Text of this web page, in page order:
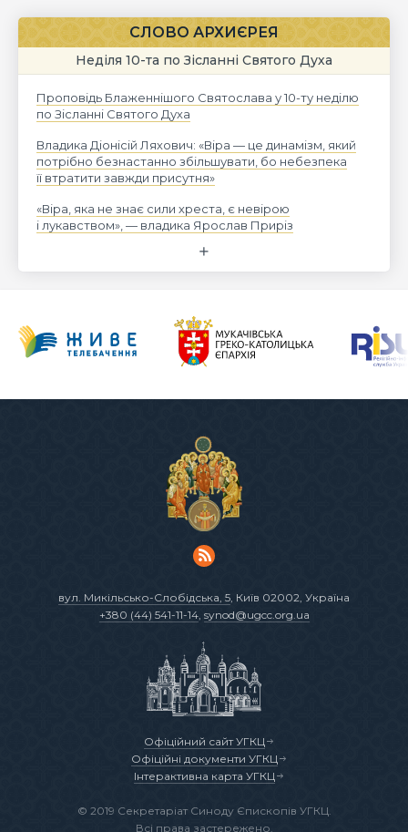
СЛОВО АРХИЄРЕЯ
Неділя 10-та по Зісланні Святого Духа
Проповідь Блаженнішого Святослава у 10-ту неділю
по Зісланні Святого Духа
Владика Діонісій Ляхович: «Віра — це динамізм, який
потрібно безнастанно збільшувати, бо небезпека
її втратити завжди присутня»
«Віра, яка не знає сили хреста, є невірою
і лукавством», — владика Ярослав Приріз
вул. Микільсько-Слобідська, 5 , Київ 02002, Україна
+380 (44) 541-11-14, synod@ugcc.org.ua
Офіційний сайт УГКЦ
Офіційні документи УГКЦ
Інтерактивна карта УГКЦ
© 2019 Секретаріат Синоду Єпископів УГКЦ.
Всі права застережено.